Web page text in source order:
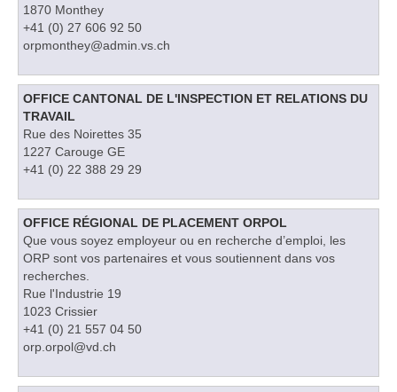
1870 Monthey
+41 (0) 27 606 92 50
orpmonthey@admin.vs.ch
OFFICE CANTONAL DE L'INSPECTION ET RELATIONS DU
TRAVAIL
Rue des Noirettes 35
1227 Carouge GE
+41 (0) 22 388 29 29
OFFICE RÉGIONAL DE PLACEMENT ORPOL
Que vous soyez employeur ou en recherche d’emploi, les
ORP sont vos partenaires et vous soutiennent dans vos
recherches.
Rue l'Industrie 19
1023 Crissier
+41 (0) 21 557 04 50
orp.orpol@vd.ch